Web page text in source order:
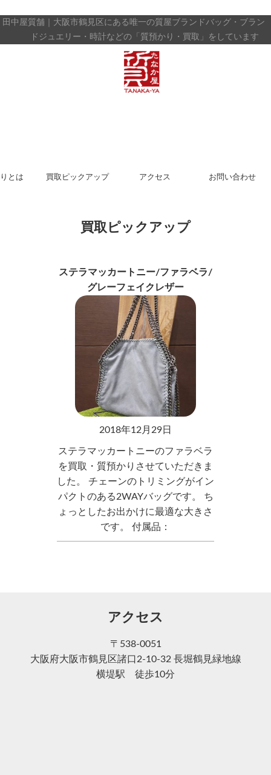
田中屋質舗｜大阪市鶴見区にある唯一の質屋ブランドバッグ・ブラン
ドジュエリー・時計などの「質預かり・買取」をしています
とは 買取ピックアップ アクセス お問い合わせ
買取ピックアップ
ステラマッカートニー/ファラベラ/
グレーフェイクレザー
2018年12月29日
ステラマッカートニーのファラベラ
を買取・質預かりさせていただきま
した。 チェーンのトリミングがイン
パクトのある2WAYバッグです。 ち
ょっとしたお出かけに最適な大きさ
です。 付属品：
アクセス
〒538-0051
大阪府大阪市鶴見区諸口2-10-32 長堀鶴見緑地線
横堤駅 徒歩10分